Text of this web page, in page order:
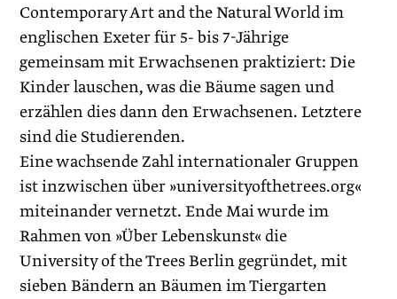
Contemporary Art and the Natural World im
englischen Exeter für 5- bis 7-Jährige
gemeinsam mit Erwachsenen praktiziert: Die
Kinder lauschen, was die Bäume sagen und
erzählen dies dann den Erwachsenen. Letztere
sind die Studierenden.
Eine wachsende Zahl internationaler Gruppen
ist inzwischen über »universityofthetrees.org«
miteinander vernetzt. Ende Mai wurde im
Rahmen von »Über Lebenskunst« die
University of the Trees Berlin gegründet, mit
sieben Bändern an Bäumen im Tiergarten